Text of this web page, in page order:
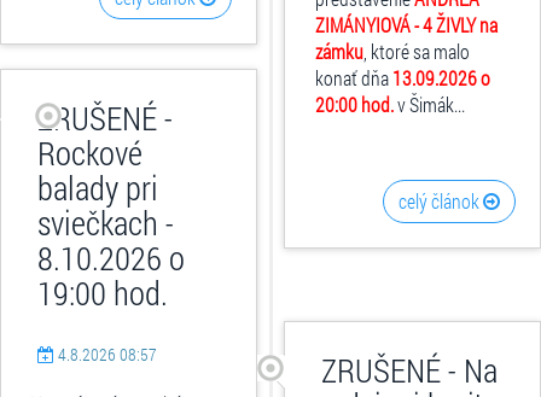
ZIMÁNYIOVÁ - 4 ŽIVLY na
zámku , ktoré sa malo
konať dňa13.09.2026 o
20:00 hod.v Šimák...
celý článok
ZRUŠENÉ -
Rockové
balady pri
sviečkach -
8.10.2026 o
19:00 hod.
4.8.2026 08:57
ZRUŠENÉ - Na